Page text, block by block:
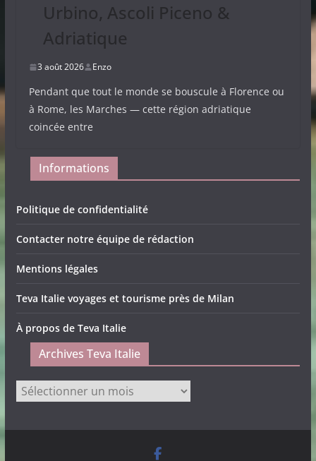
Urbino, Ascoli Piceno &
Adriatique
3 août 2026 Enzo
Pendant que tout le monde se bouscule à Florence ou
à Rome, les Marches — cette région adriatique
coincée entre
Informations
Politique de confidentialité
Contacter notre équipe de rédaction
Mentions légales
Teva Italie voyages et tourisme près de Milan
À propos de Teva Italie
Archives Teva Italie
Archives